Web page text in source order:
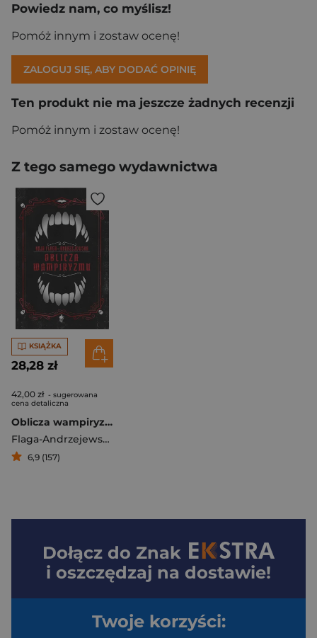
Powiedz nam, co myślisz!
Pomóż innym i zostaw ocenę!
ZALOGUJ SIĘ, ABY DODAĆ OPINIĘ
Ten produkt nie ma jeszcze żadnych recenzji
Pomóż innym i zostaw ocenę!
Z tego samego wydawnictwa
KSIĄŻKA
28,28 zł
42,00 zł - sugerowana
cena detaliczna
Oblicza wampiryzmu
Flaga-Andrzejewska Kaja
6,9 (157)
Dołącz do Znak
i oszczędzaj na dostawie!
Twoje korzyści: